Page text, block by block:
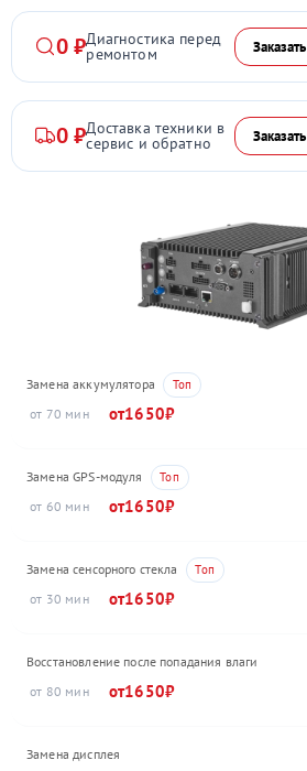
0 ₽Диагностика перед
ремонтом Заказать
0 ₽Доставка техники в
сервис и обратно Заказать
Замена аккумулятора
70
1650
Замена GPS-модуля
60
1650
Замена сенсорного стекла
30
1650
Восстановление после попадания влаги
80
1650
Замена дисплея